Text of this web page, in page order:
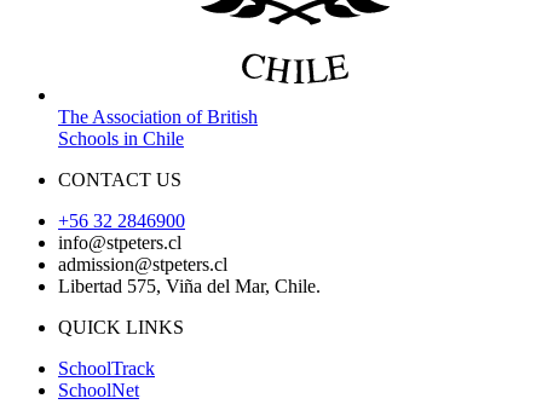
The Association of British
Schools in Chile
CONTACT US
+56 32 2846900
info@stpeters.cl
admission@stpeters.cl
Libertad 575, Viña del Mar, Chile.
QUICK LINKS
SchoolTrack
SchoolNet